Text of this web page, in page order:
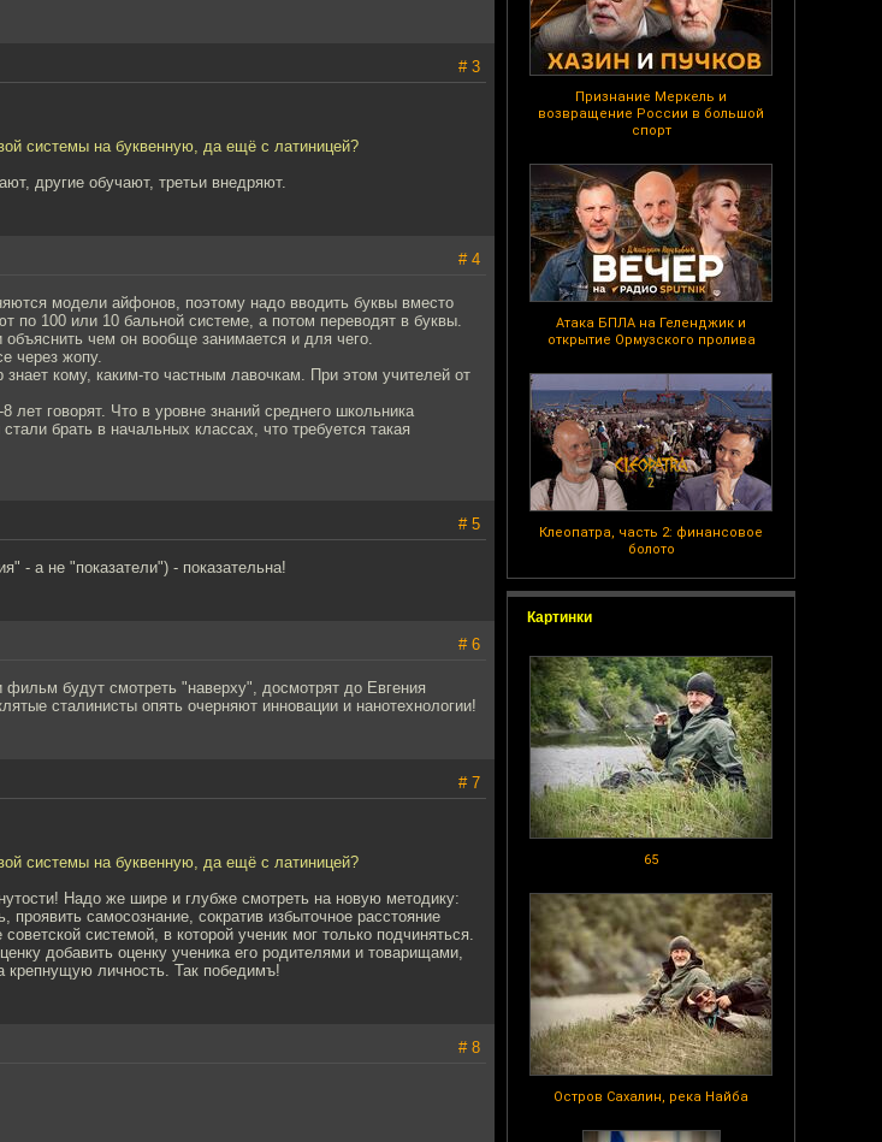
Признание Меркель и
возвращение России в большой
спорт
Атака БПЛА на Геленджик и
открытие Ормузского пролива
Клеопатра, часть 2: финансовое
болото
Картинки
65
Остров Сахалин, река Найба
# 3
системы на буквенную, да ещё с латиницей?
другие обучают, третьи внедряют.
# 4
модели айфонов, поэтому надо вводить буквы вместо
по 100 или 10 бальной системе, а потом переводят в буквы.
объяснить чем он вообще занимается и для чего.
через жопу.
кому, каким-то частным лавочкам. При этом учителей от
говорят. Что в уровне знаний среднего школьника
брать в начальных классах, что требуется такая
# 5
- а не "показатели") - показательна!
# 6
будут смотреть "наверху", досмотрят до Евгения
сталинисты опять очерняют инновации и нанотехнологии!
# 7
системы на буквенную, да ещё с латиницей?
Надо же шире и глубже смотреть на новую методику:
самосознание, сократив избыточное расстояние
системой, в которой ученик мог только подчиняться.
добавить оценку ученика его родителями и товарищами,
крепнущую личность. Так победимъ!
# 8